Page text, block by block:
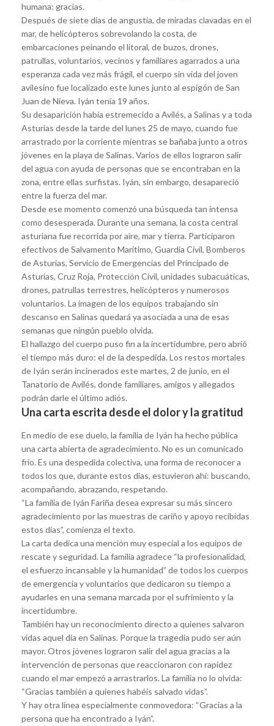
humana: gracias.
Después de siete días de angustia, de miradas clavadas en el
mar, de helicópteros sobrevolando la costa, de
embarcaciones peinando el litoral, de buzos, drones,
patrullas, voluntarios, vecinos y familiares agarrados a una
esperanza cada vez más frágil, el cuerpo sin vida del joven
avilesino fue localizado este lunes junto al espigón de San
Juan de Nieva. Iyán tenía 19 años.
Su desaparición había estremecido a Avilés, a Salinas y a toda
Asturias desde la tarde del lunes 25 de mayo, cuando fue
arrastrado por la corriente mientras se bañaba junto a otros
jóvenes en la playa de Salinas. Varios de ellos lograron salir
del agua con ayuda de personas que se encontraban en la
zona, entre ellas surfistas. Iyán, sin embargo, desapareció
entre la fuerza del mar.
Desde ese momento comenzó una búsqueda tan intensa
como desesperada. Durante una semana, la costa central
asturiana fue recorrida por aire, mar y tierra. Participaron
efectivos de Salvamento Marítimo, Guardia Civil, Bomberos
de Asturias, Servicio de Emergencias del Principado de
Asturias, Cruz Roja, Protección Civil, unidades subacuáticas,
drones, patrullas terrestres, helicópteros y numerosos
voluntarios. La imagen de los equipos trabajando sin
descanso en Salinas quedará ya asociada a una de esas
semanas que ningún pueblo olvida.
El hallazgo del cuerpo puso fin a la incertidumbre, pero abrió
el tiempo más duro: el de la despedida. Los restos mortales
de Iyán serán incinerados este martes, 2 de junio, en el
Tanatorio de Avilés, donde familiares, amigos y allegados
podrán darle el último adiós.
Una carta escrita desde el dolor y la gratitud
En medio de ese duelo, la familia de Iyán ha hecho pública
una carta abierta de agradecimiento. No es un comunicado
frío. Es una despedida colectiva, una forma de reconocer a
todos los que, durante estos días, estuvieron ahí: buscando,
acompañando, abrazando, respetando.
“La familia de Iyán Fariña desea expresar su más sincero
agradecimiento por las muestras de cariño y apoyo recibidas
estos días”, comienza el texto.
La carta dedica una mención muy especial a los equipos de
rescate y seguridad. La familia agradece “la profesionalidad,
el esfuerzo incansable y la humanidad” de todos los cuerpos
de emergencia y voluntarios que dedicaron su tiempo a
ayudarles en una semana marcada por el sufrimiento y la
incertidumbre.
También hay un reconocimiento directo a quienes salvaron
vidas aquel día en Salinas. Porque la tragedia pudo ser aún
mayor. Otros jóvenes lograron salir del agua gracias a la
intervención de personas que reaccionaron con rapidez
cuando el mar empezó a arrastrarlos. La familia no lo olvida:
“Gracias también a quienes habéis salvado vidas”.
Y hay otra línea especialmente conmovedora: “Gracias a la
persona que ha encontrado a Iyán”.